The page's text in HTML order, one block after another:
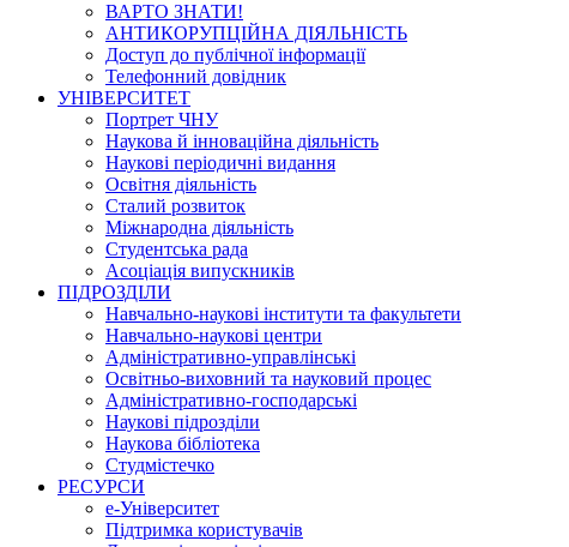
ВАРТО ЗНАТИ!
АНТИКОРУПЦІЙНА ДІЯЛЬНІСТЬ
Доступ до публічної інформації
Телефонний довідник
УНІВЕРСИТЕТ
Портрет ЧНУ
Наукова й інноваційна діяльність
Наукові періодичні видання
Освітня діяльність
Сталий розвиток
Міжнародна діяльність
Студентська рада
Асоціація випускників
ПІДРОЗДІЛИ
Навчально-наукові інститути та факультети
Навчально-наукові центри
Адміністративно-управлінські
Освітньо-виховний та науковий процес
Адміністративно-господарські
Наукові підрозділи
Наукова бібліотека
Студмістечко
РЕСУРСИ
е-Університет
Підтримка користувачів